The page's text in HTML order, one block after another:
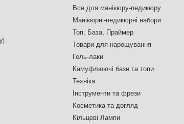
Все для манікюру-педикюру
Манікюрні-педикюрні набори
Топ, База, Праймер
Товари для нарощування
Гель-лаки
Камуфлюючі бази та топи
Техніка
Інструменти та фрези
Косметика та догляд
Кільцеві Лампи